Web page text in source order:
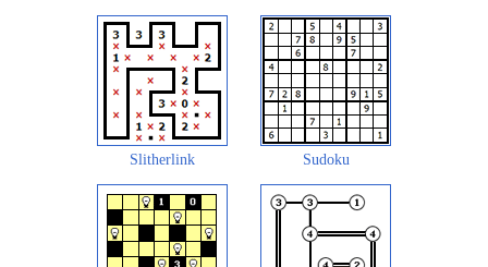
Slitherlink Sudoku